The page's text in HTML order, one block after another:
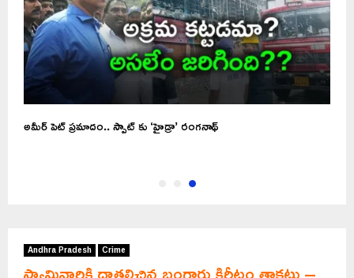
అమీర్ పెట్ ప్రమాదం.. స్పాట్ కు ‘హైడ్రా’ రంగనాథ్
Andhra Pradesh Crime